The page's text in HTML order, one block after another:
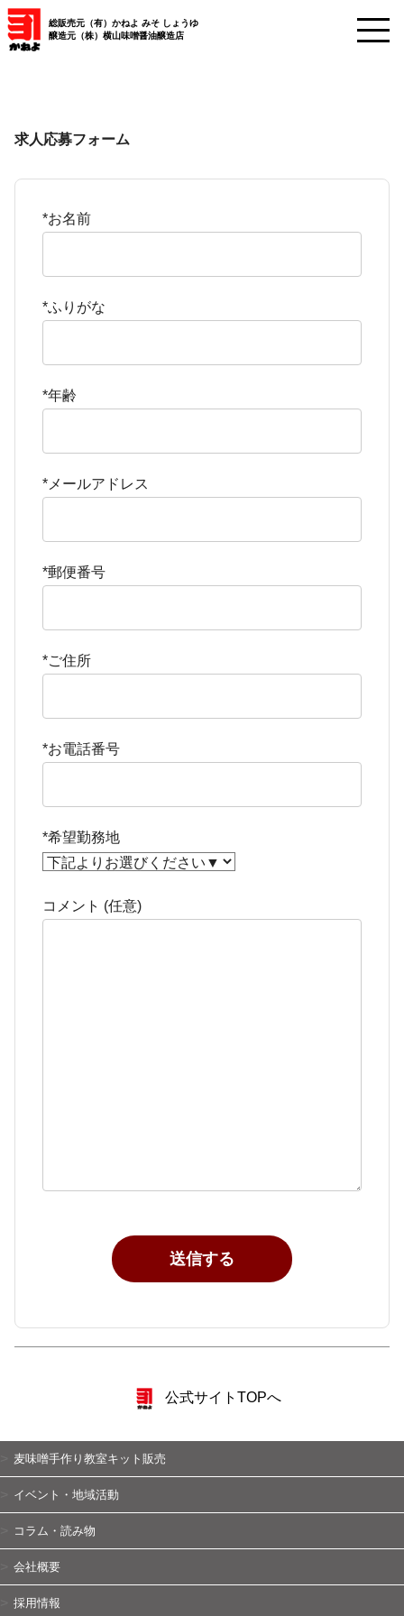
総販売元（有）かねよ みそ しょうゆ
醸造元（株）横山味噌醤油醸造店
求人応募フォーム
*お名前
*ふりがな
*年齢
*メールアドレス
*郵便番号
*ご住所
*お電話番号
*希望勤務地
コメント (任意)
公式サイトTOPへ
麦味噌手作り教室キット販売
イベント・地域活動
コラム・読み物
会社概要
採用情報